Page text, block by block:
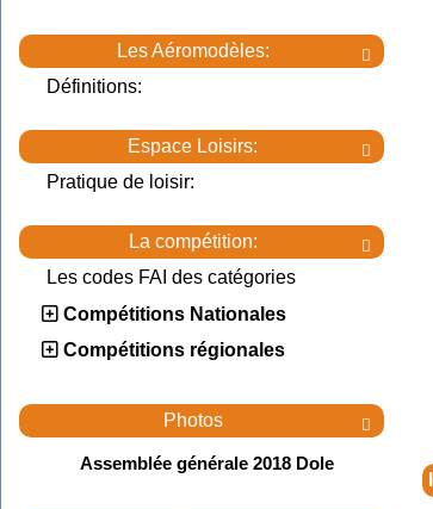

Les Aéromodèles:
Définitions:

Espace Loisirs:
Pratique de loisir:

La compétition:
Les codes FAI des catégories
Compétitions Nationales
Compétitions régionales

Photos
Assemblée générale 2018 Dole